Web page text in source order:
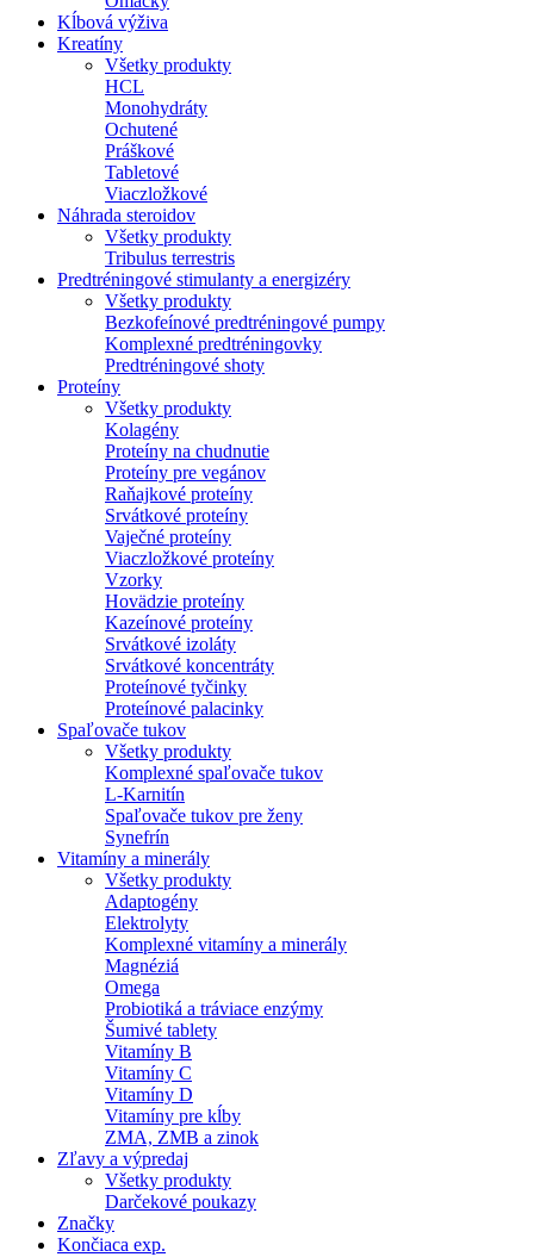
Kĺbová výživa
Kreatíny
Všetky produkty
HCL
Monohydráty
Ochutené
Práškové
Tabletové
Viaczložkové
Náhrada steroidov
Všetky produkty
Tribulus terrestris
Predtréningové stimulanty a energizéry
Všetky produkty
Bezkofeínové predtréningové pumpy
Komplexné predtréningovky
Predtréningové shoty
Proteíny
Všetky produkty
Kolagény
Proteíny na chudnutie
Proteíny pre vegánov
Raňajkové proteíny
Srvátkové proteíny
Vaječné proteíny
Viaczložkové proteíny
Vzorky
Hovädzie proteíny
Kazeínové proteíny
Srvátkové izoláty
Srvátkové koncentráty
Proteínové tyčinky
Proteínové palacinky
Spaľovače tukov
Všetky produkty
Komplexné spaľovače tukov
L-Karnitín
Spaľovače tukov pre ženy
Synefrín
Vitamíny a minerály
Všetky produkty
Adaptogény
Elektrolyty
Komplexné vitamíny a minerály
Magnéziá
Omega
Probiotiká a tráviace enzýmy
Šumivé tablety
Vitamíny B
Vitamíny C
Vitamíny D
Vitamíny pre kĺby
ZMA, ZMB a zinok
Zľavy a výpredaj
Všetky produkty
Darčekové poukazy
Značky
Končiaca exp.